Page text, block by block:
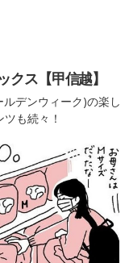
クス【甲信越】
デンウィーク)の楽し
も続々！